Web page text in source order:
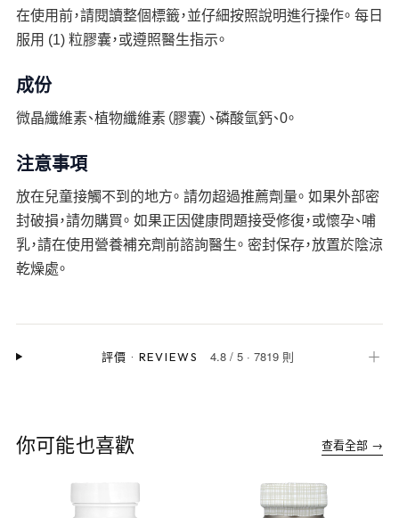
在使用前，請閱讀整個標籤，並仔細按照說明進行操作。 每日
服用 (1) 粒膠囊，或遵照醫生指示。
成份
微晶纖維素、植物纖維素（膠囊）、磷酸氫鈣、0。
注意事項
放在兒童接觸不到的地方。 請勿超過推薦劑量。 如果外部密
封破損，請勿購買。 如果正因健康問題接受修復，或懷孕、哺
乳，請在使用營養補充劑前諮詢醫生。 密封保存，放置於陰涼
乾燥處。
評價 · REVIEWS 4.8 /5 ·7819 則 ＋
你可能也喜歡 查看全部 →